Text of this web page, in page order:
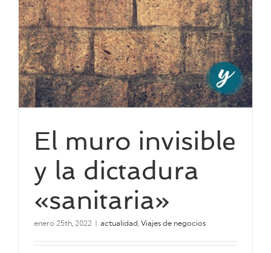
El muro invisible
y la dictadura
«sanitaria»
enero 25th, 2022 actualidad Viajes de negocios